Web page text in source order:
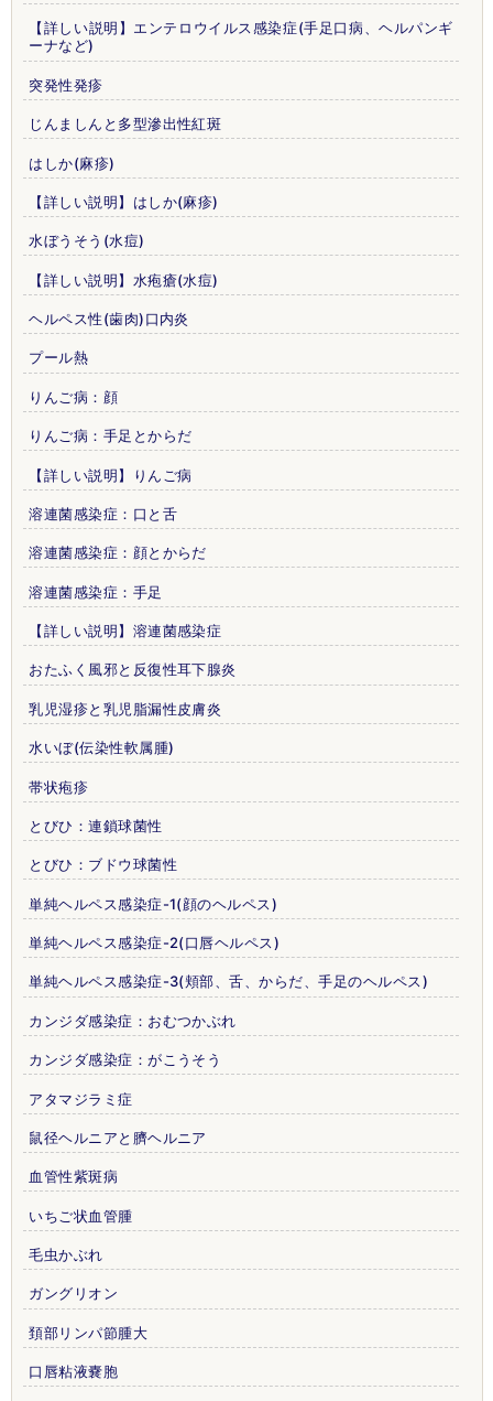
【詳しい説明】エンテロウイルス感染症(手足口病、ヘルパンギ
ーナなど)
突発性発疹
じんましんと多型滲出性紅斑
はしか(麻疹)
【詳しい説明】はしか(麻疹)
水ぼうそう(水痘)
【詳しい説明】水疱瘡(水痘)
ヘルペス性(歯肉)口内炎
プール熱
りんご病：顔
りんご病：手足とからだ
【詳しい説明】りんご病
溶連菌感染症：口と舌
溶連菌感染症：顔とからだ
溶連菌感染症：手足
【詳しい説明】溶連菌感染症
おたふく風邪と反復性耳下腺炎
乳児湿疹と乳児脂漏性皮膚炎
水いぼ(伝染性軟属腫)
帯状疱疹
とびひ：連鎖球菌性
とびひ：ブドウ球菌性
単純ヘルペス感染症-1(顔のヘルペス)
単純ヘルペス感染症-2(口唇ヘルペス)
単純ヘルペス感染症-3(頬部、舌、からだ、手足のヘルペス)
カンジダ感染症：おむつかぶれ
カンジダ感染症：がこうそう
アタマジラミ症
鼠径ヘルニアと臍ヘルニア
血管性紫斑病
いちご状血管腫
毛虫かぶれ
ガングリオン
頚部リンパ節腫大
口唇粘液嚢胞